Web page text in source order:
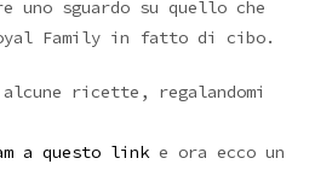
sguardo su quello che
Family in fatto di cibo.
ricette, regalandomi
a questo linke ora ecco un